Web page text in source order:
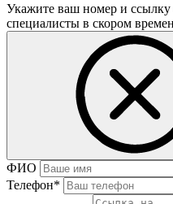
Укажите ваш номер и
специалисты в скором
ФИО
Телефон*